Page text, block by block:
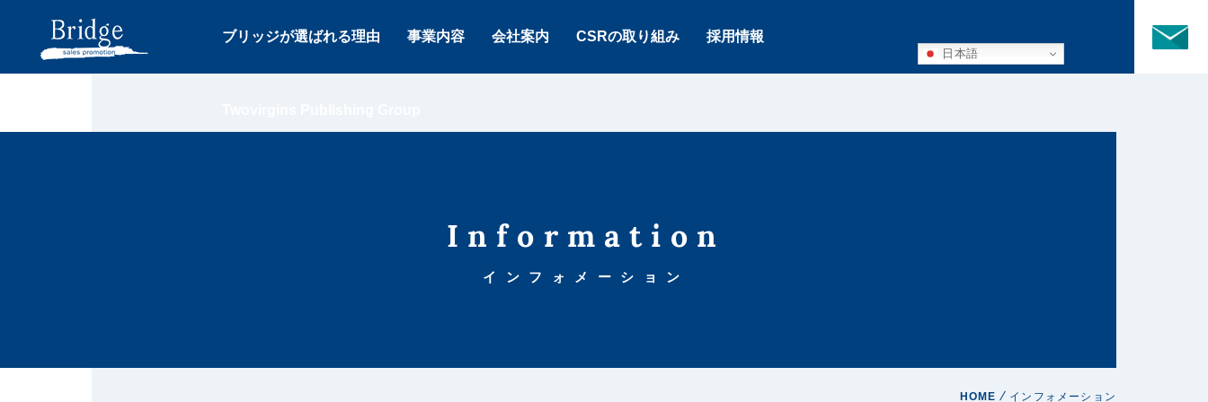
ブリッジが選ばれる理由 事業内容 会社案内 CSRの取り組み 採用情報
日本語
Information
インフォメーション
HOME インフォメーション